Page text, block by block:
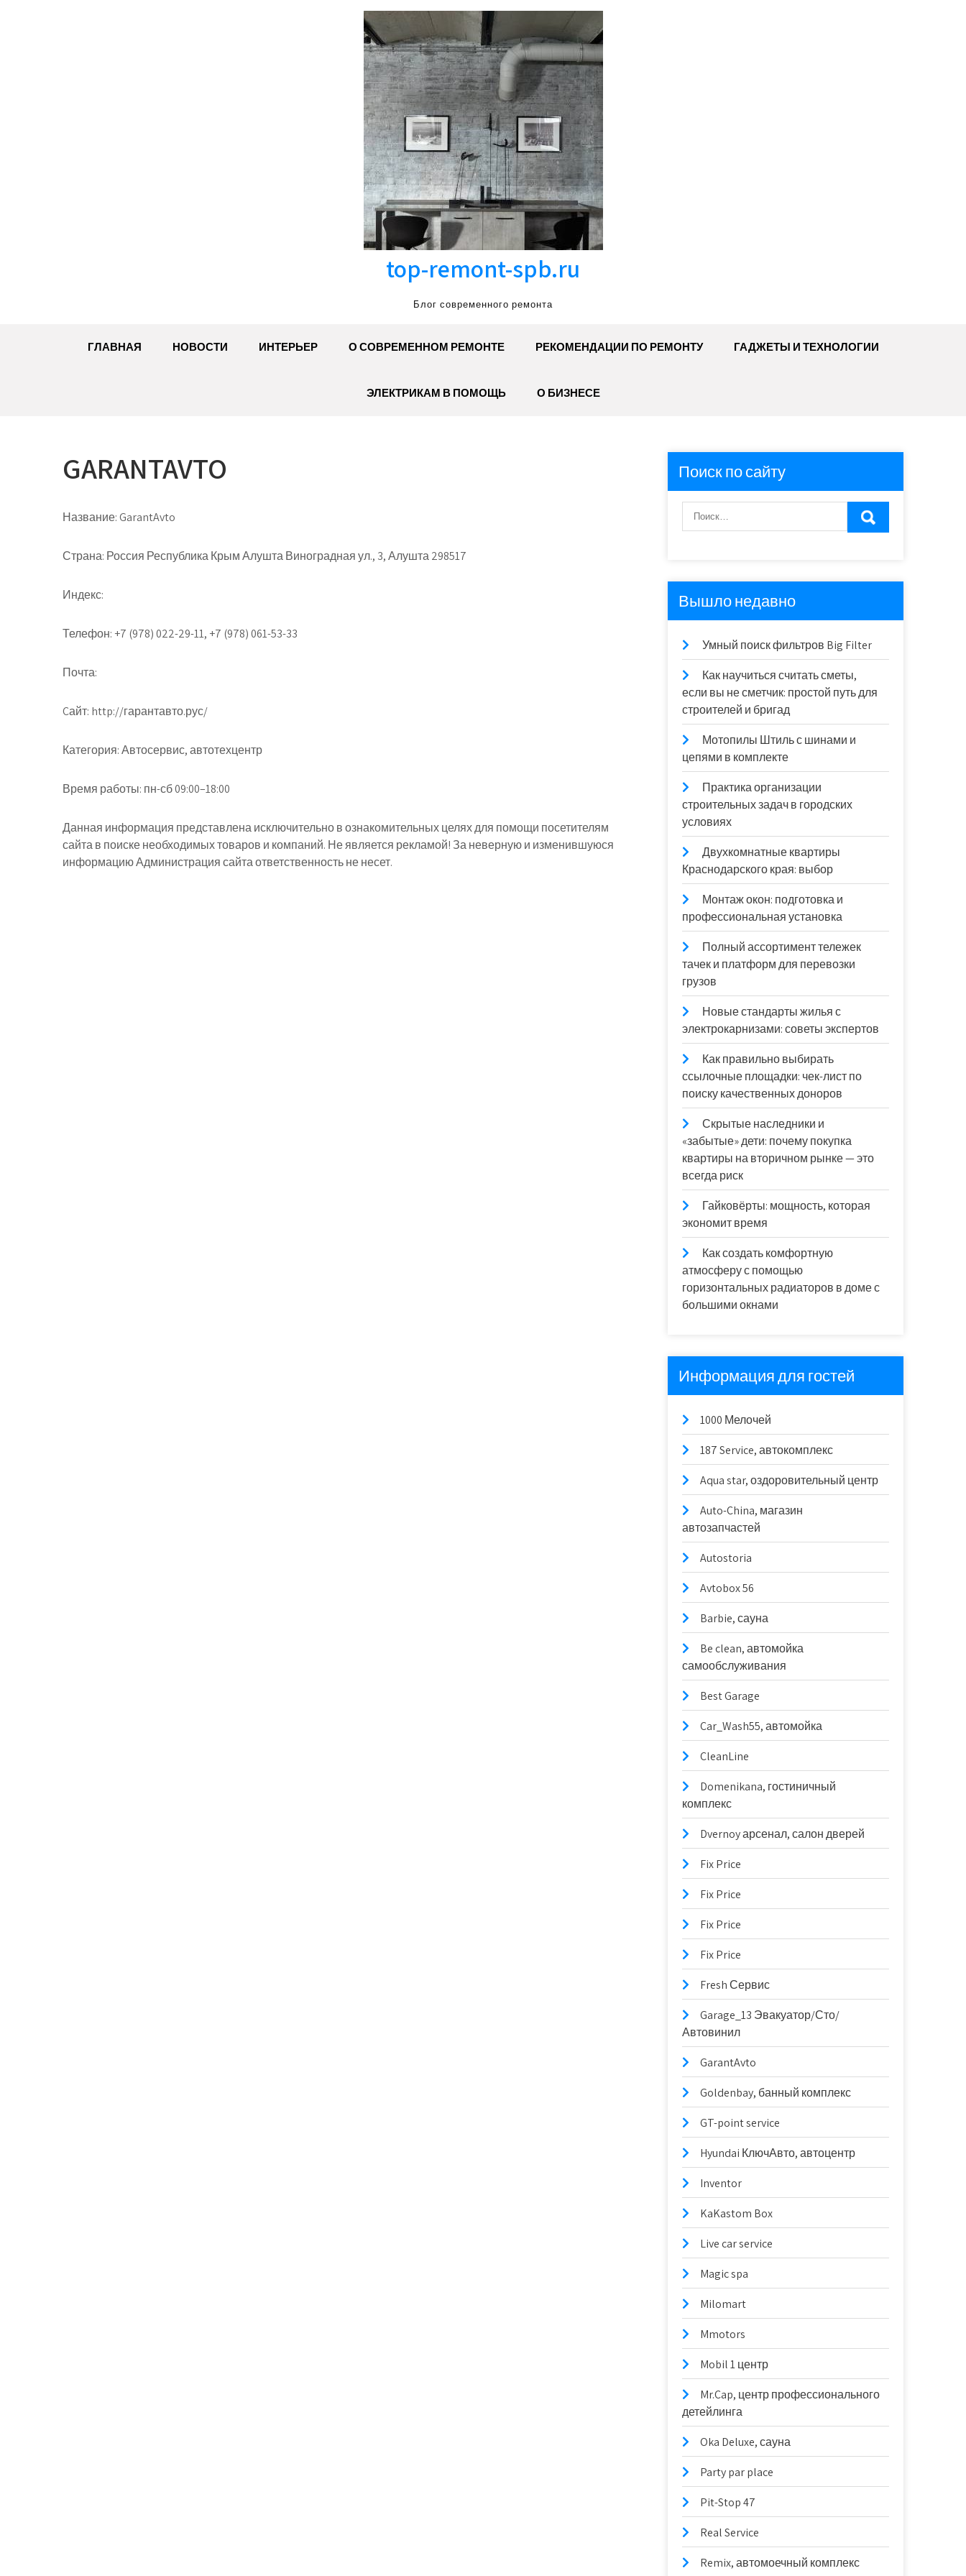
top-remont-spb.ru
Блог современного ремонта
ГЛАВНАЯ НОВОСТИ ИНТЕРЬЕР О СОВРЕМЕННОМ РЕМОНТЕ РЕКОМЕНДАЦИИ ПО РЕМОНТУ ГАДЖЕТЫ И ТЕХНОЛОГИИ
ЭЛЕКТРИКАМ В ПОМОЩЬ О БИЗНЕСЕ
GARANTAVTO
Название:GarantAvto
Страна: Россия Республика Крым Алушта Виноградная ул., 3, Алушта 298517
Индекс:
Телефон: +7 (978) 022-29-11, +7 (978) 061-53-33
Почта:
Cайт: http://гарантавто.рус/
Категория:Автосервис, автотехцентр
Время работы: пн-сб 09:00–18:00
Данная информация представлена исключительно в ознакомительных целях для помощи посетителям
сайта в поиске необходимых товаров и компаний. Не является рекламой! За неверную и изменившуюся
информацию Администрация сайта ответственность не несет.
Поиск по сайту
Вышло недавно
Умный поиск фильтров Big Filter
Как научиться считать сметы,
если вы не сметчик: простой путь для
строителей и бригад
Мотопилы Штиль с шинами и
цепями в комплекте
Практика организации
строительных задач в городских
условиях
Двухкомнатные квартиры
Краснодарского края: выбор
Монтаж окон: подготовка и
профессиональная установка
Полный ассортимент тележек
тачек и платформ для перевозки
грузов
Новые стандарты жилья с
электрокарнизами: советы экспертов
Как правильно выбирать
ссылочные площадки: чек-лист по
поиску качественных доноров
Скрытые наследники и
«забытые» дети: почему покупка
квартиры на вторичном рынке — это
всегда риск
Гайковёрты: мощность, которая
экономит время
Как создать комфортную
атмосферу с помощью
горизонтальных радиаторов в доме с
большими окнами
Информация для гостей
1000 Мелочей
187 Service, автокомплекс
Aqua star, оздоровительный центр
Auto-China, магазин
автозапчастей
Autostoria
Avtobox 56
Barbie, сауна
Be clean, автомойка
самообслуживания
Best Garage
Car_Wash55, автомойка
CleanLine
Domenikana, гостиничный
комплекс
Dvernoy арсенал, салон дверей
Fix Price
Fix Price
Fix Price
Fix Price
Fresh Сервис
Garage_13 Эвакуатор/Сто/
Автовинил
GarantAvto
Goldenbay, банный комплекс
GT-point service
Hyundai КлючАвто, автоцентр
Inventor
KaKastom Box
Live car service
Magic spa
Milomart
Mmotors
Mobil 1 центр
Mr.Cap, центр профессионального
детейлинга
Oka Deluxe, сауна
Party par place
Pit-Stop 47
Real Service
Remix, автомоечный комплекс